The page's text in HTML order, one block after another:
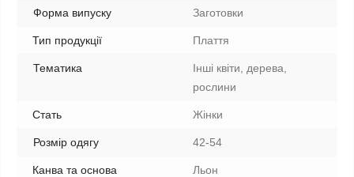
Форма випуску Заготовки
Тип продукції Плаття
Тематика
Інші квіти, дерева,
рослини
Стать Жінки
Розмір одягу 42-54
Канва та основа Льон